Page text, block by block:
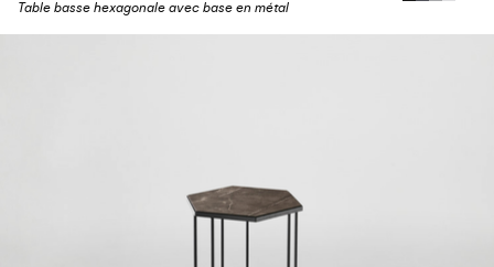
Table basse hexagonale avec base en métal